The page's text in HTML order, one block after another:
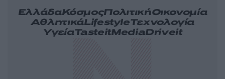
ΕλλάδαΚόσμοςΠολιτικήΟικονομία
ΑθλητικάLifestyleΤεχνολογία
ΥγείαTasteitMediaDriveit